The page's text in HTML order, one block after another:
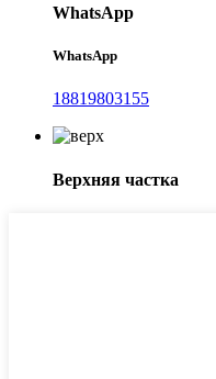
WhatsApp
WhatsApp
18819803155
Верхняя частка